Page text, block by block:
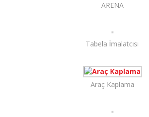
ARENA
Tabela İmalatcısı
Araç Kaplama